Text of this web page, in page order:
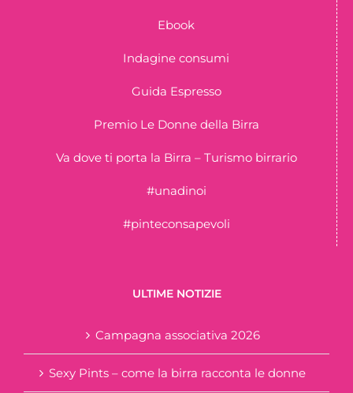
Ebook
Indagine consumi
Guida Espresso
Premio Le Donne della Birra
Va dove ti porta la Birra – Turismo birrario
#unadinoi
#pinteconsapevoli
ULTIME NOTIZIE
Campagna associativa 2026
Sexy Pints – come la birra racconta le donne